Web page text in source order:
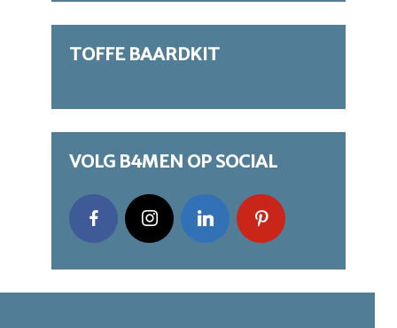
TOFFE BAARDKIT
VOLG B4MEN OP SOCIAL